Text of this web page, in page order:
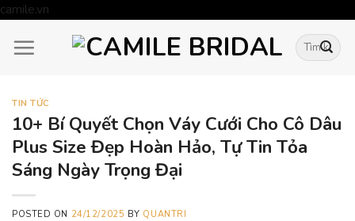
camile.vn
content
Tìm
kiếm:
TIN TỨC
10+ Bí Quyết Chọn Váy Cưới Cho Cô Dâu
Plus Size Đẹp Hoàn Hảo, Tự Tin Tỏa
Sáng Ngày Trọng Đại
POSTED ON 24/12/2025 BY QUANTRI